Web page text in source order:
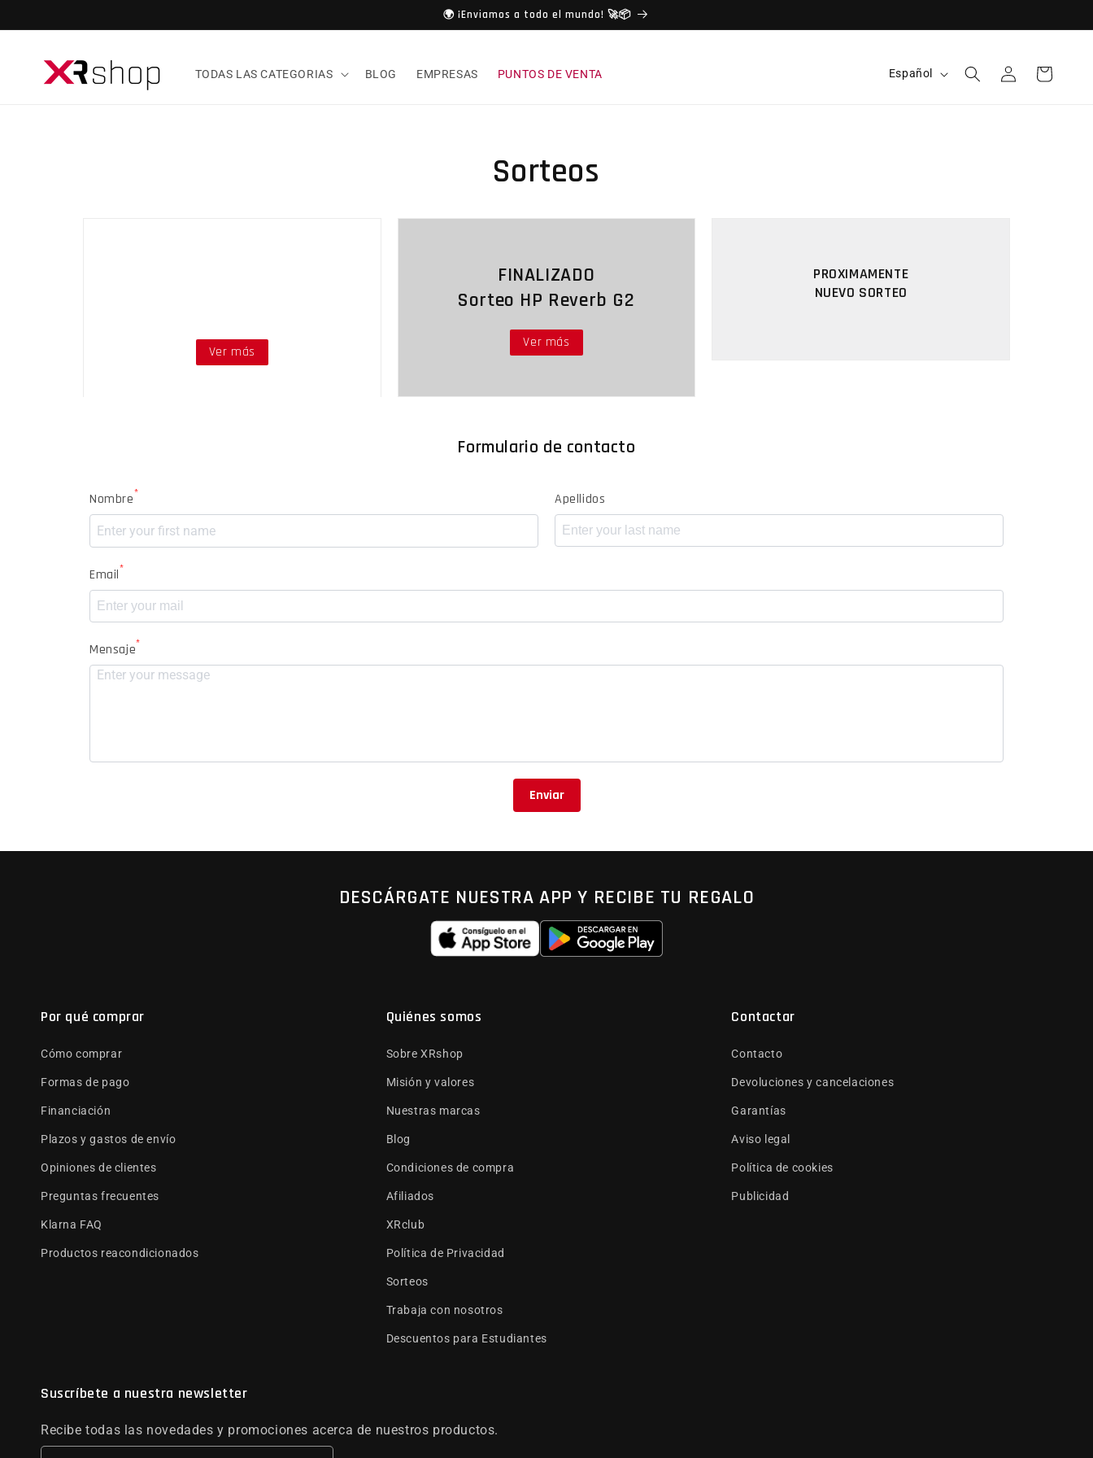
🌍 ¡Enviamos a todo el mundo! 🚀📦
TODAS LAS CATEGORIAS BLOG EMPRESAS PUNTOS DE VENTA Idioma
Español Iniciar sesiónCarrito
Sorteos
Ver más
FINALIZADO
Sorteo HP Reverb G2
Ver más
PROXIMAMENTE
NUEVO SORTEO
Formulario de contacto
Nombre* Apellidos
Email*
Mensaje*
Enviar
DESCÁRGATE NUESTRA APP Y RECIBE TU REGALO
Por qué comprar
Cómo comprar
Formas de pago
Financiación
Plazos y gastos de envío
Opiniones de clientes
Preguntas frecuentes
Klarna FAQ
Productos reacondicionados
Quiénes somos
Sobre XRshop
Misión y valores
Nuestras marcas
Blog
Condiciones de compra
Afiliados
XRclub
Política de Privacidad
Sorteos
Trabaja con nosotros
Descuentos para Estudiantes
Contactar
Contacto
Devoluciones y cancelaciones
Garantías
Aviso legal
Política de cookies
Publicidad
Suscríbete a nuestra newsletter
Recibe todas las novedades y promociones acerca de nuestros productos.